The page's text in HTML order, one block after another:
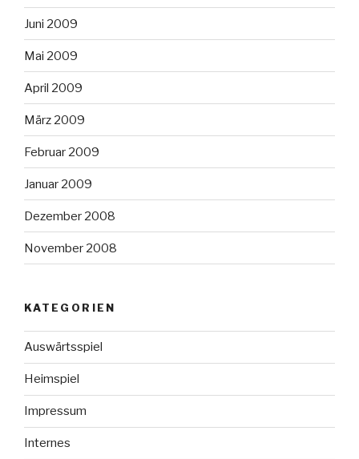
Juni 2009
Mai 2009
April 2009
März 2009
Februar 2009
Januar 2009
Dezember 2008
November 2008
KATEGORIEN
Auswärtsspiel
Heimspiel
Impressum
Internes